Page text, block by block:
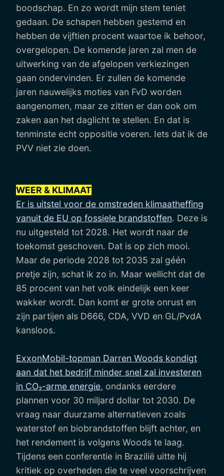
boodschap. En zo wordt mijn stem teniet
gedaan. De schapen hebben gestemd en
hebben de vijftien procent waartoe ik behoor,
overgelopen. De komende jaren zal men de
uitwerking van de afgelopen verkiezingen
gaan ondervinden. Er zullen de komende
jaren nauwelijks moties van FvD worden
aangenomen, maar ze zitten er dan ook om
zaken aan het daglicht te stellen. En dat is
tenminste echt oppositie voeren. Iets dat ik de
PVV niet zie doen.
WEER & KLIMAAT
Er is uitstel voor de omstreden klimaatheffing
vanuit de EU op fossiele brandstoffen. Deze is
nu uitgesteld tot 2028. Het wordt naar de
toekomst geschoven. Dat is op zich mooi.
Maar de periode 2028 tot 2035 zal géén
pretje zijn, schat ik zo in. Maar wellicht dat de
85 procent van het volk eindelijk een keer
wakker wordt. Dan komt er grote onrust en
zijn partijen als D666, CDA, VVD en GL/PvdA
kansloos.
ExxonMobil-topman Darren Woods kondigt
aan dat het bedrijf minder snel zal investeren
in CO₂-arme energie, ondanks eerdere
plannen voor 30 miljard dollar tot 2030. De
vraag naar duurzame alternatieven zoals
waterstof en biobrandstoffen blijft achter, en
het rendement is volgens Woods te laag.
Tijdens een conferentie in Brazilië uitte hij
kritiek op overheden die te veel voorschrijven